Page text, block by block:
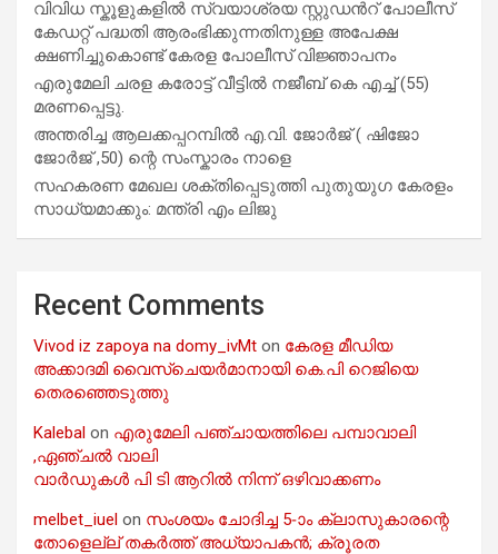
വിവിധ സ്കൂളുകളില്‍ സ്വയാശ്രയ സ്റ്റുഡന്‍റ് പോലീസ്
കേഡറ്റ് പദ്ധതി ആരംഭിക്കുന്നതിനുള്ള അപേക്ഷ
ക്ഷണിച്ചുകൊണ്ട് കേരള പോലീസ് വിജ്ഞാപനം
എരുമേലി ചരള കരോട്ട് വീട്ടിൽ നജീബ് കെ എച്ച് (55)
മരണപ്പെട്ടു.
അന്തരിച്ച ആ​ല​ക്ക​പ്പ​റമ്പിൽ​ എ.​വി. ജോ​ർ​ജ് ( ഷിജോ
ജോർജ് ,50) ന്റെ സംസ്കാരം നാളെ
സഹകരണ മേഖല ശക്തിപ്പെടുത്തി പുതുയുഗ കേരളം
സാധ്യമാക്കും: മന്ത്രി എം ലിജു
Recent Comments
Vivod iz zapoya na domy_ivMt on കേരള മീഡിയ
അക്കാദമി വൈസ്ചെയർമാനായി കെ.പി റെജിയെ
തെരഞ്ഞെടുത്തു
Kalebal on എരുമേലി പഞ്ചായത്തിലെ പമ്പാവാലി
,ഏഞ്ചൽ വാലി
വാർഡുകൾ പി ടി ആറിൽ നിന്ന് ഒഴിവാക്കണം
melbet_iuel on സംശയം ചോദിച്ച 5-ാം ക്ലാസുകാരന്റെ
തോളെല്ല് തകർത്ത് അധ്യാപകൻ; ക്രൂരത